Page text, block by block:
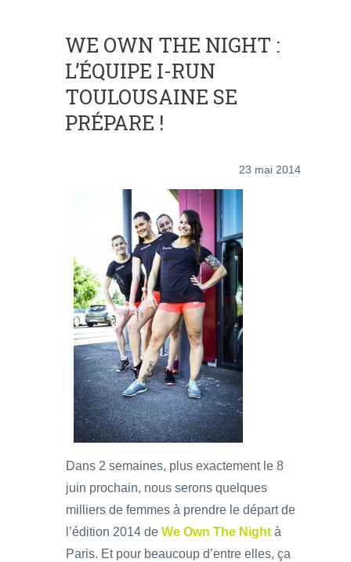
WE OWN THE NIGHT :
L’ÉQUIPE I-RUN
TOULOUSAINE SE
PRÉPARE !
23 mai 2014
Dans 2 semaines, plus exactement le 8
juin prochain, nous serons quelques
milliers de femmes à prendre le départ de
l’édition 2014 de We Own The Night à
Paris. Et pour beaucoup d’entre elles, ça